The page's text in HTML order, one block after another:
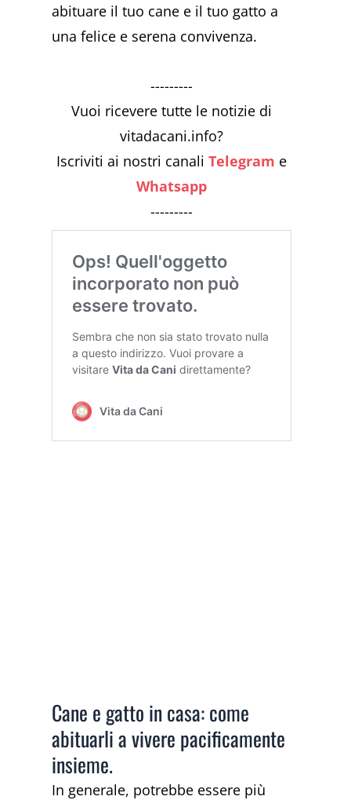
abituare il tuo cane e il tuo gatto a
una felice e serena convivenza.
---------
Vuoi ricevere tutte le notizie di
vitadacani.info?
Iscriviti ai nostri canaliTelegram e
Whatsapp
---------
Cane e gatto in casa: come
abituarli a vivere pacificamente
insieme.
In generale, potrebbe essere più